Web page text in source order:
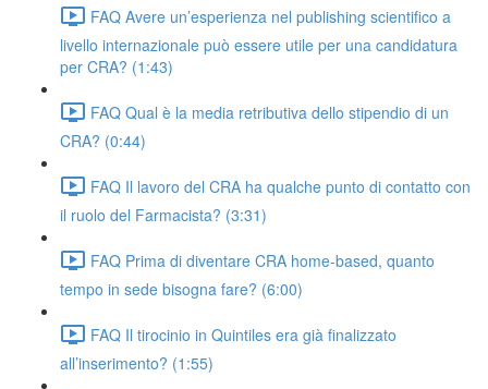
FAQ Avere un’esperienza nel publishing scientifico a
livello internazionale può essere utile per una candidatura
per CRA? (1:43)
FAQ Qual è la media retributiva dello stipendio di un
CRA? (0:44)
FAQ Il lavoro del CRA ha qualche punto di contatto con
il ruolo del Farmacista? (3:31)
FAQ Prima di diventare CRA home-based, quanto
tempo in sede bisogna fare? (6:00)
FAQ Il tirocinio in Quintiles era già finalizzato
all’inserimento? (1:55)